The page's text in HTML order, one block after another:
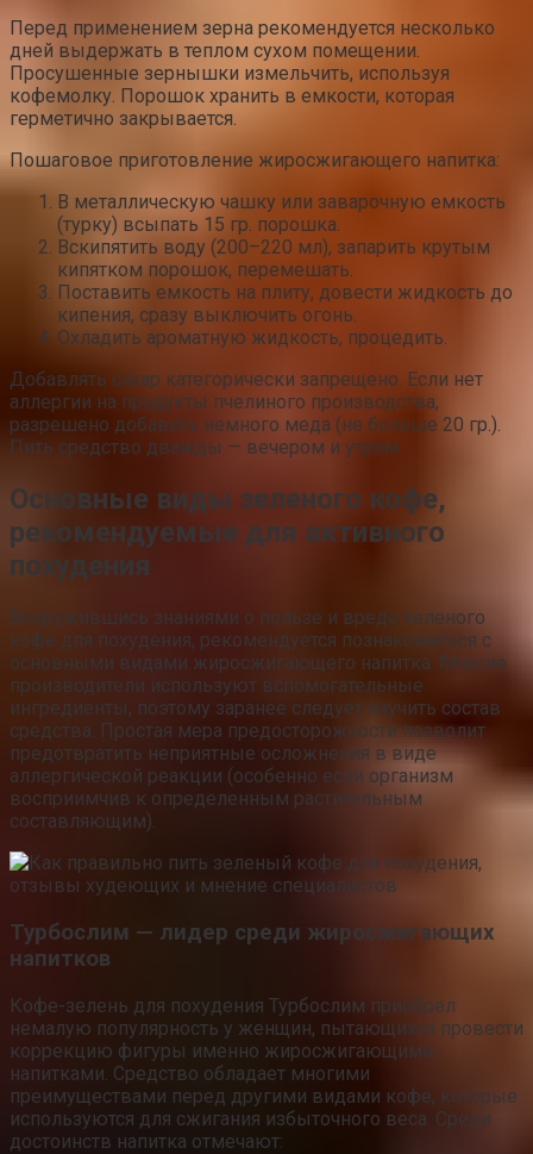
Перед применением зерна рекомендуется несколько
дней выдержать в теплом сухом помещении.
Просушенные зернышки измельчить, используя
кофемолку. Порошок хранить в емкости, которая
герметично закрывается.
Пошаговое приготовление жиросжигающего напитка:
В металлическую чашку или заварочную емкость
(турку) всыпать 15 гр. порошка.
Вскипятить воду (200–220 мл), запарить крутым
кипятком порошок, перемешать.
Поставить емкость на плиту, довести жидкость до
кипения, сразу выключить огонь.
Охладить ароматную жидкость, процедить.
Добавлять сахар категорически запрещено. Если нет
аллергии на продукты пчелиного производства,
разрешено добавить немного меда (не больше 20 гр.).
Пить средство дважды — вечером и утром.
Основные виды зеленого кофе,
рекомендуемые для активного
похудения
Вооружившись знаниями о пользе и вреде зеленого
кофе для похудения, рекомендуется познакомиться с
основными видами жиросжигающего напитка. Многие
производители используют вспомогательные
ингредиенты, поэтому заранее следует изучить состав
средства. Простая мера предосторожности позволит
предотвратить неприятные осложнения в виде
аллергической реакции (особенно если организм
восприимчив к определенным растительным
составляющим).
Турбослим — лидер среди жиросжигающих
напитков
Кофе-зелень для похудения Турбослим приобрел
немалую популярность у женщин, пытающихся провести
коррекцию фигуры именно жиросжигающими
напитками. Средство обладает многими
преимуществами перед другими видами кофе, которые
используются для сжигания избыточного веса. Среди
достоинств напитка отмечают: